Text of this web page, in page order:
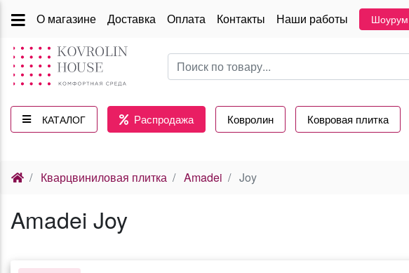
О магазине Доставка Оплата Контакты Наши работы Шоурум
КАТАЛОГ
(current) Распродажа Ковролин Ковровая плитка
Кварцвиниловая плитка Amadei Joy
Amadei Joy